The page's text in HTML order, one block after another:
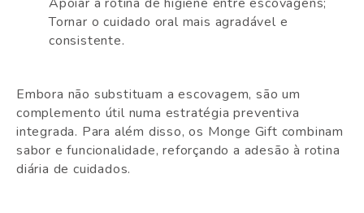
Tornar o cuidado oral mais agradável e
consistente.
Embora não substituam a escovagem, são um
complemento útil numa estratégia preventiva
integrada. Para além disso, os Monge Gift combinam
sabor e funcionalidade, reforçando a adesão à rotina
diária de cuidados.